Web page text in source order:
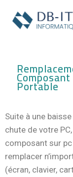
Portable
Suite à une
chute de votre
composant sur
remplacer
(écran, clavier,